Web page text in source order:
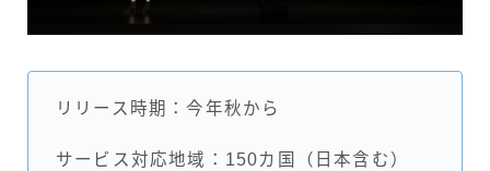
リリース時期：今年秋から
サービス対応地域：150カ国（日本含む）